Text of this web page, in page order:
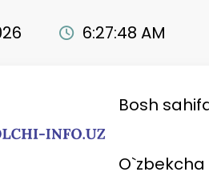
6:27:49 AM
Bosh
O`zbekcha